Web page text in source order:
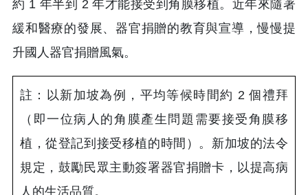
約 1 年半到 2 年才能接受到角膜移植。近年來隨著
緩和醫療的發展、器官捐贈的教育與宣導，慢慢提
升國人器官捐贈風氣。
註：以新加坡為例，平均等候時間約 2 個禮拜
（即一位病人的角膜產生問題需要接受角膜移
植，從登記到接受移植的時間）。新加坡的法令
規定，鼓勵民眾主動簽署器官捐贈卡，以提高病
人的生活品質。